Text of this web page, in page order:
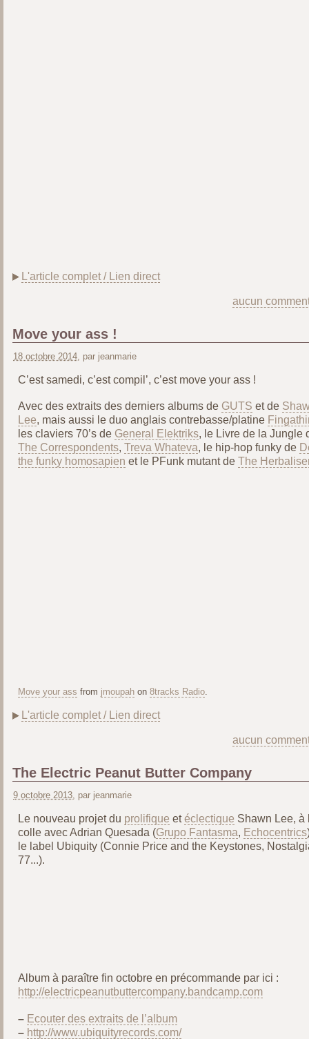
L'article complet / Lien direct
aucun
Move your ass !
18 octobre 2014 , par jeanmarie
C’est samedi, c’est compil’, c’est move your ass !
Avec des extraits des derniers albums de GUTS et de
Lee, mais aussi le duo anglais contrebasse/platine
les claviers 70’s de General Elektriks, le Livre de la Jungle
The Correspondents, Treva Whateva, le hip-hop funky de
the funky homosapien et le PFunk mutant de The
Move your ass from jmoupahon 8tracks Radio.
L'article complet / Lien direct
aucun
The Electric Peanut Butter Company
9 octobre 2013 , par jeanmarie
Le nouveau projet du prolifique etéclectique Shawn Lee, à
colle avec Adrian Quesada (Grupo Fantasma, Echocentrics
le label Ubiquity (Connie Price and the Keystones,
77...).
Album à paraître fin octobre en précommande par ici :
http://electricpeanutbuttercompany.bandcamp.com
– Ecouter des extraits de l’album
– http://www.ubiquityrecords.com/